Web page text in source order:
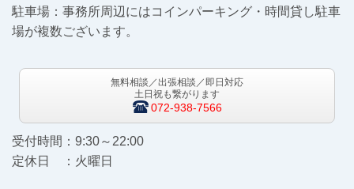
駐車場：事務所周辺にはコインパーキング・時間貸し駐車
場が複数ございます。
無料相談／出張相談／即日対応
土日祝も繋がります
072-938-7566
受付時間：9:30～22:00
定休日 ：火曜日